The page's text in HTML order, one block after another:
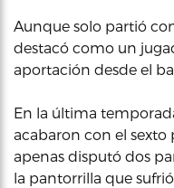
Aunque solo partió
destacó como un
aportación desde el
En la última
acabaron con el sexto
apenas disputó dos
la pantorrilla que